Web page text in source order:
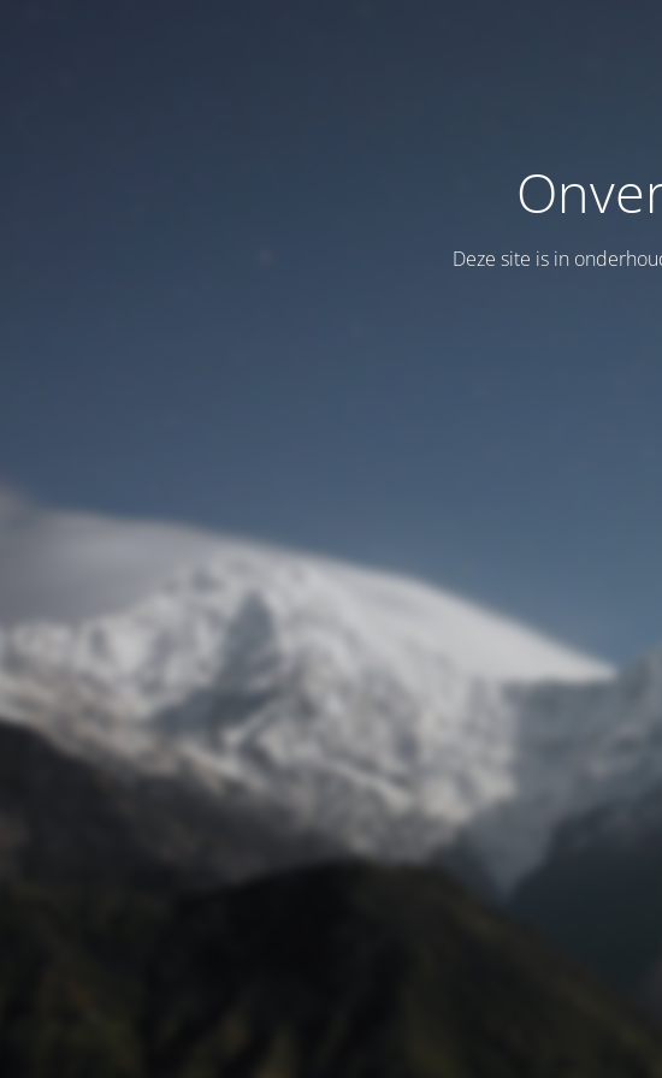
Deze site is in